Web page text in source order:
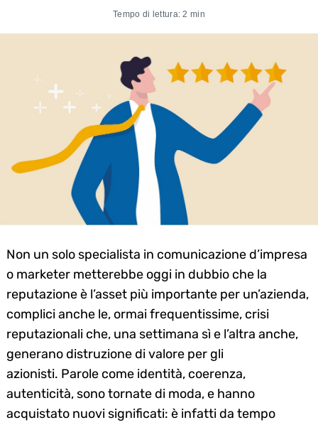
Tempo di lettura: 2 min
Non un solo specialista in comunicazione d’impresa
o marketer metterebbe oggi in dubbio che la
reputazione è l’asset più importante per un’azienda,
complici anche le, ormai frequentissime, crisi
reputazionali che, una settimana sì e l’altra anche,
generano distruzione di valore per gli
azionisti. Parole come identità, coerenza,
autenticità, sono tornate di moda, e hanno
acquistato nuovi significati: è infatti da tempo